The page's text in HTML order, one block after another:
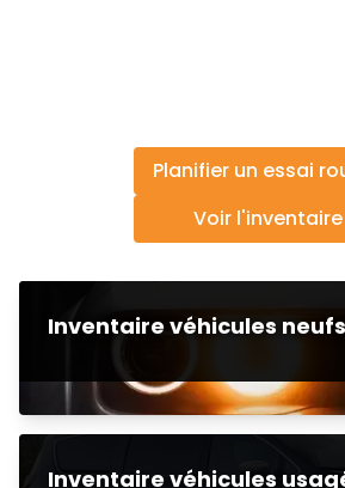
Planifier un essai
Voir l'inventaire
Inventaire véhicules neufs
Inventaire véhicules